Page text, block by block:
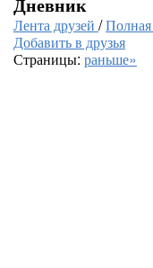
Лента друзей /
Добавить в друзья
Страницы: раньше»